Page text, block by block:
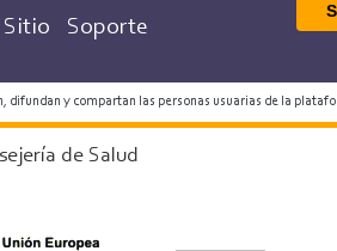
Sitio Soporte
difundan y compartan las personas usuarias de la
de Salud